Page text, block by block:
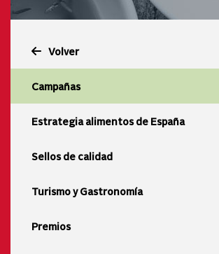
Volver
Campañas
Estrategia alimentos de España
Sellos de calidad
Turismo y Gastronomía
Premios